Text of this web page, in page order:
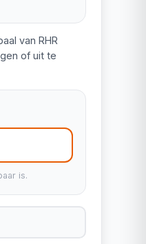
van RHR
of uit te
is.